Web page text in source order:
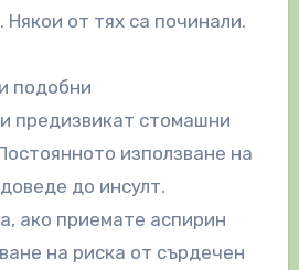
от тях са починали.
подобни
предизвикат стомашни
използване на
до инсулт.
ако приемате аспирин
на риска от сърдечен